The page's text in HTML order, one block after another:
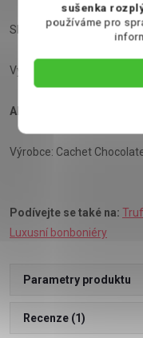
sušenka
používáme pro
Skladujte v suchu a chladu
Vyrobeno v Belgii.
Alergeny tučně
Výrobce: Cachet
Podívejte se také na:
Luxusní bonboniéry
Parametry produktu
Recenze (1)